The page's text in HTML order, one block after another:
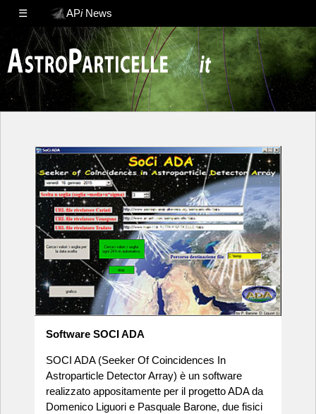
☰ APiNews
Software SOCI ADA
SOCI ADA (Seeker Of Coincidences In
Astroparticle Detector Array) è un software
realizzato appositamente per il progetto ADA da
Domenico Liguori e Pasquale Barone, due fisici